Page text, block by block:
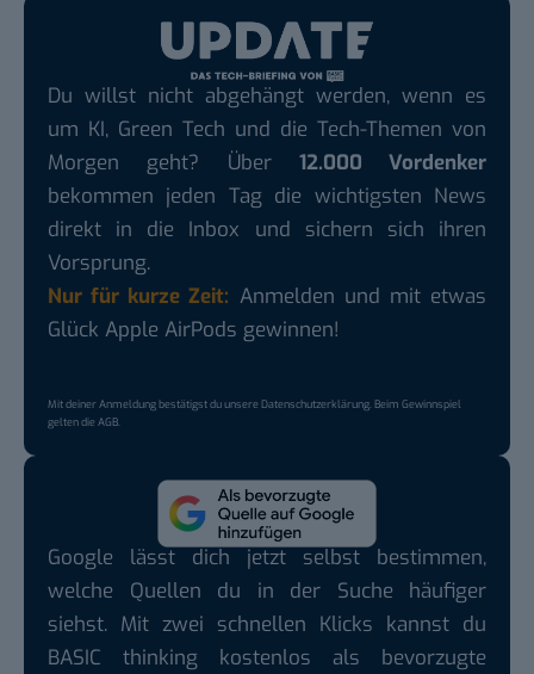
Du willst nicht abgehängt werden, wenn es
um KI, Green Tech und die Tech-Themen von
Morgen geht? Über 12.000 Vordenker
bekommen jeden Tag die wichtigsten News
direkt in die Inbox und sichern sich ihren
Vorsprung.
Nur für kurze Zeit: Anmelden und mit etwas
Glück Apple AirPods gewinnen!
Mit deiner Anmeldung bestätigst du unsereDatenschutzerklärung. Beim Gewinnspiel
gelten dieAGB.
Google lässt dich jetzt selbst bestimmen,
welche Quellen du in der Suche häufiger
siehst. Mit zwei schnellen Klicks kannst du
BASIC thinking kostenlos als bevorzugte